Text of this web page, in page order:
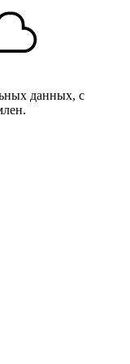
данных, с